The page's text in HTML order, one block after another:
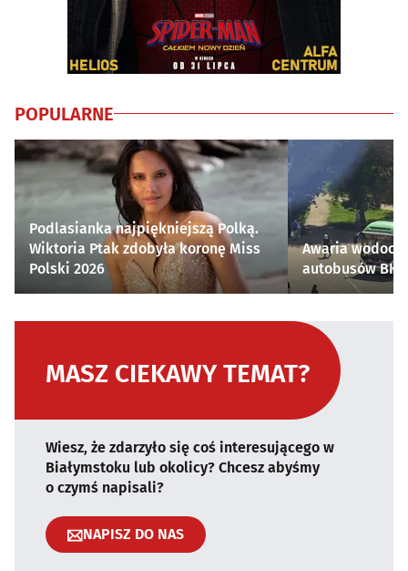
POPULARNE
Podlasianka najpiękniejszą Polką.
Wiktoria Ptak zdobyła koronę Miss
Polski 2026
Awaria
autobusów
MASZ CIEKAWY TEMAT?
Wiesz, że zdarzyło się coś interesującego w
Białymstoku lub okolicy? Chcesz abyśmy
o czymś napisali?
NAPISZ DO NAS